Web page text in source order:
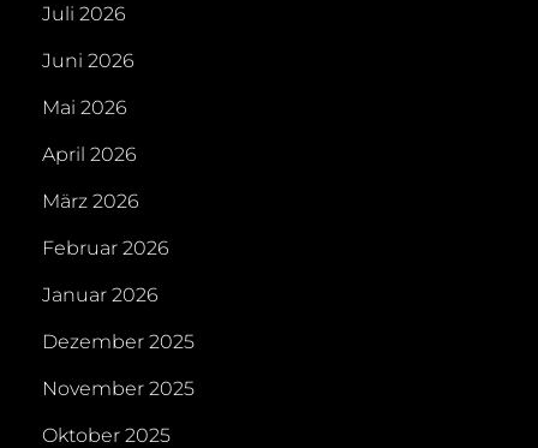
Juli 2026
Juni 2026
Mai 2026
April 2026
März 2026
Februar 2026
Januar 2026
Dezember 2025
November 2025
Oktober 2025